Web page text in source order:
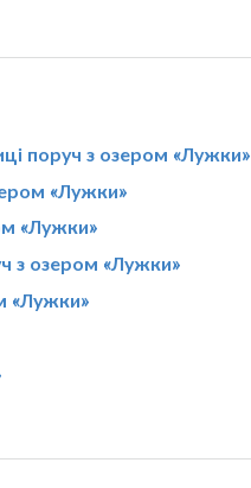
поруч з озером «Лужки»
«Лужки»
«Лужки»
з озером «Лужки»
«Лужки»